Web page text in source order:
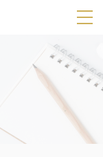
SPメニ
ー
展
用
ボ